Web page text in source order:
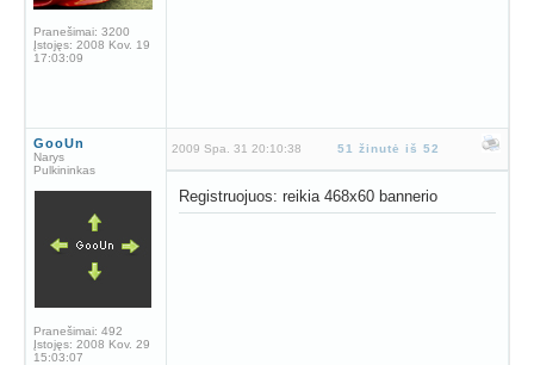
Pranešimai: 3200
Įstojęs: 2008 Kov. 19
17:03:09
GooUn
Narys
Pulkininkas
Pranešimai: 492
Įstojęs: 2008 Kov. 29
15:03:07
2009 Spa. 31 20:10:38 51 žinutė iš 52
Registruojuos: reikia 468x60 bannerio